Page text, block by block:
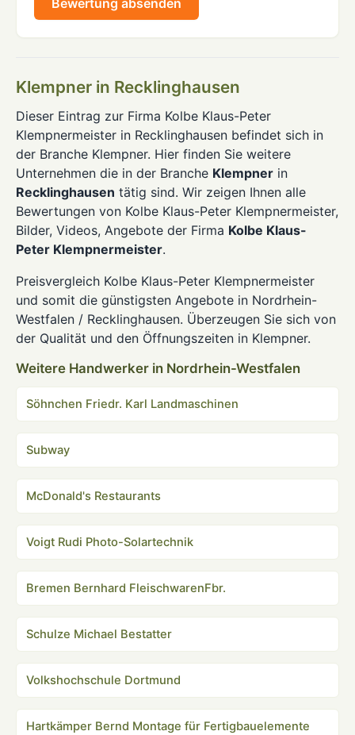
Klempner in Recklinghausen
Dieser Eintrag zur Firma Kolbe Klaus-Peter
Klempnermeister in Recklinghausen befindet sich in
der Branche Klempner. Hier finden Sie weitere
Unternehmen die in der Branche Klempner in
Recklinghausen tätig sind. Wir zeigen Ihnen alle
Bewertungen von Kolbe Klaus-Peter Klempnermeister,
Bilder, Videos, Angebote der Firma Kolbe Klaus-
Peter Klempnermeister.
Preisvergleich Kolbe Klaus-Peter Klempnermeister
und somit die günstigsten Angebote in Nordrhein-
Westfalen / Recklinghausen. Überzeugen Sie sich von
der Qualität und den Öffnungszeiten in Klempner.
Weitere Handwerker in Nordrhein-Westfalen
Söhnchen Friedr. Karl Landmaschinen
Subway
McDonald's Restaurants
Voigt Rudi Photo-Solartechnik
Bremen Bernhard FleischwarenFbr.
Schulze Michael Bestatter
Volkshochschule Dortmund
Hartkämper Bernd Montage für Fertigbauelemente